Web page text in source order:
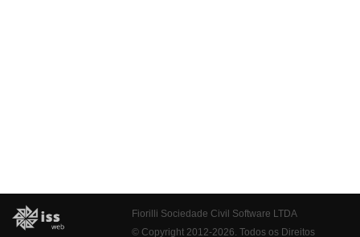
Fiorilli Sociedade Civil Software LTDA
© Copyright 2012-2026. Todos os Direitos